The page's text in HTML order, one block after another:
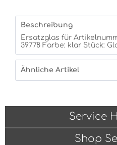
Beschreibung
Ersatzglas für
39778 Farbe: klar Stück:
Ähnliche Artikel
Service
Shop